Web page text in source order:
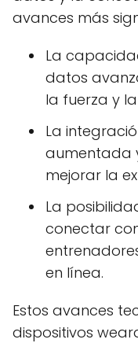
avances más
La
datos
la fuerza y
La
aumentada
mejorar la
La
conectar
en línea.
Estos avances
dispositivos